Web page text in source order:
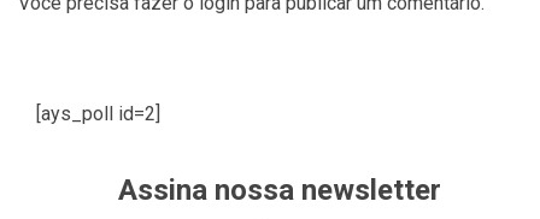
[ays_poll id=2]
Assina nossa newsletter